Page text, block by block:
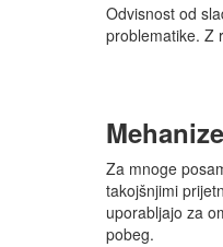
Odvisnost od
problematike. Z
Za mnoge
takojšnjimi
uporabljajo za
pobeg.